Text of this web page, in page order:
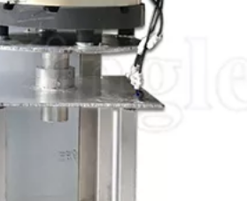
Fabrication de machines
d'étiquetage
automatiques
d'autocollants